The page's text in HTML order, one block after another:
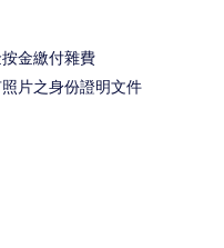
金繳付雜費
片之身份證明文件